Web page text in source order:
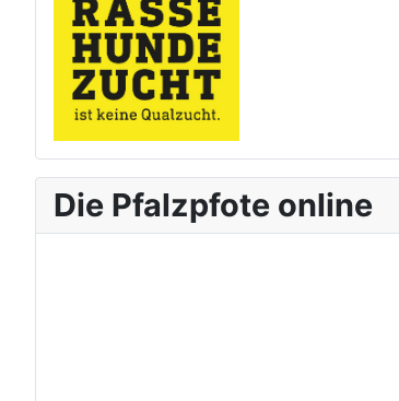
Die Pfalzpfote online